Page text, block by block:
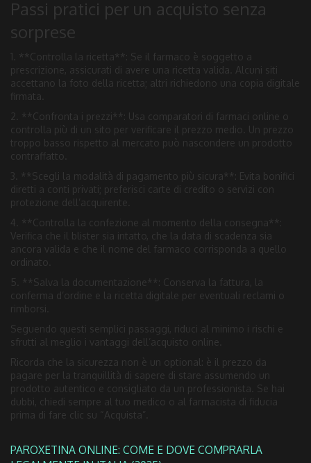
Passi pratici per un acquisto senza
sorprese
1. **Controlla la ricetta**: Se il farmaco è soggetto a
prescrizione, assicurati di avere una ricetta valida. Alcuni siti
accettano la foto della ricetta; altri richiedono una copia digitale
firmata.
2. **Confronta i prezzi**: Usa comparatori di farmaci online o
controlla più di un sito per verificare il prezzo medio. Un prezzo
troppo basso rispetto al mercato può nascondere un prodotto
contraffatto.
3. **Scegli la modalità di pagamento più sicura**: Evita bonifici
diretti a conti privati; preferisci carte di credito o servizi con
protezione dell’acquirente.
4. **Controlla la confezione al momento della consegna**:
Verifica che il blister sia intatto, che la data di scadenza sia
ancora valida e che il nome del farmaco corrisponda a quello
ordinato.
5. **Salva la documentazione**: Conserva la fattura, la
conferma d’ordine e la ricetta digitale per eventuali reclami o
rimborsi.
Seguendo questi semplici passaggi, riduci al minimo i rischi e
sfrutti al meglio i vantaggi dell’acquisto online.
Ricorda che la sicurezza non è un optional: è il prezzo da
pagare per la tranquillità di sapere di stare assumendo un
prodotto autentico e consigliato da un professionista. Se hai
dubbi, chiedi sempre al tuo medico o al farmacista di fiducia
prima di fare clic su “Acquista”.
PAROXETINA ONLINE: COME E DOVE COMPRARLA